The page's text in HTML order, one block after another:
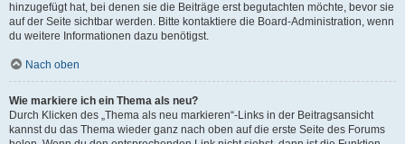
hinzugefügt hat, bei denen sie die Beiträge erst begutachten möchte, bevor sie
auf der Seite sichtbar werden. Bitte kontaktiere die Board-Administration, wenn
du weitere Informationen dazu benötigst.
Nach oben
Wie markiere ich ein Thema als neu?
Durch Klicken des „Thema als neu markieren“-Links in der Beitragsansicht
kannst du das Thema wieder ganz nach oben auf die erste Seite des Forums